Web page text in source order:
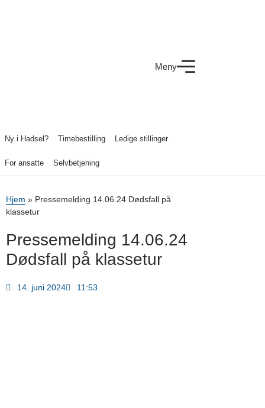
Meny
Ny i Hadsel? Timebestilling Ledige stillinger
For ansatte Selvbetjening
Hjem » Pressemelding 14.06.24 Dødsfall på
klassetur
Pressemelding 14.06.24
Dødsfall på klassetur
14. juni 2024 11:53